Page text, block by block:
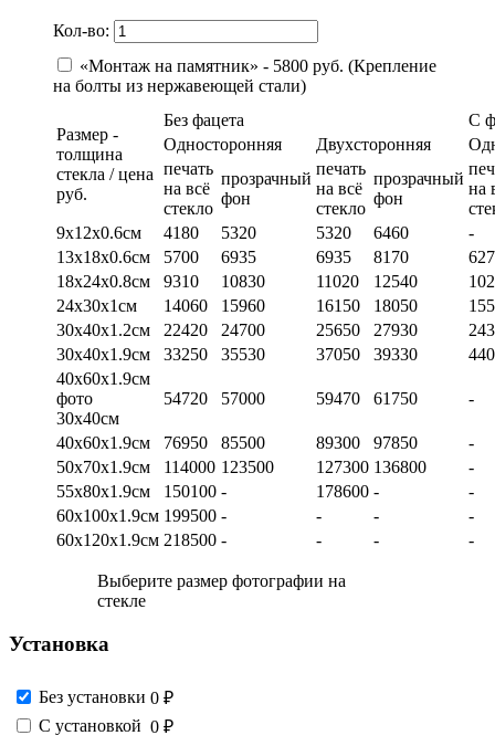
Кол-во:
«Монтаж на памятник» - 5800 руб. (Крепление
на болты из нержавеющей стали)
Размер -
толщина
стекла / цена
руб.
Без фацета
С
Односторонняя
Двухсторонняя
печать
на всё
стекло
прозрачный
фон
печать
на всё
стекло
прозрачный
фон
на
9х12х0.6см
4180 5320 5320 6460
-
13х18х0.6см
5700 6935 6935 8170
18х24х0.8см
9310 10830 11020 12540
24х30х1см
14060 15960 16150 18050
30х40х1.2см
22420 24700 25650 27930
30х40х1.9см
33250 35530 37050 39330
40х60х1.9см
фото
30х40см
54720 57000 59470 61750 -
40х60х1.9см 76950 85500 89300 97850
-
50х70х1.9см
114000 123500 127300 136800
-
55х80х1.9см
150100 - 178600 -
-
60х100х1.9см 199500 - - -
-
60х120х1.9см 218500 - - - -
Выберите размер фотографии на
стекле
Установка
Без установки 0 ₽
С установкой 0 ₽